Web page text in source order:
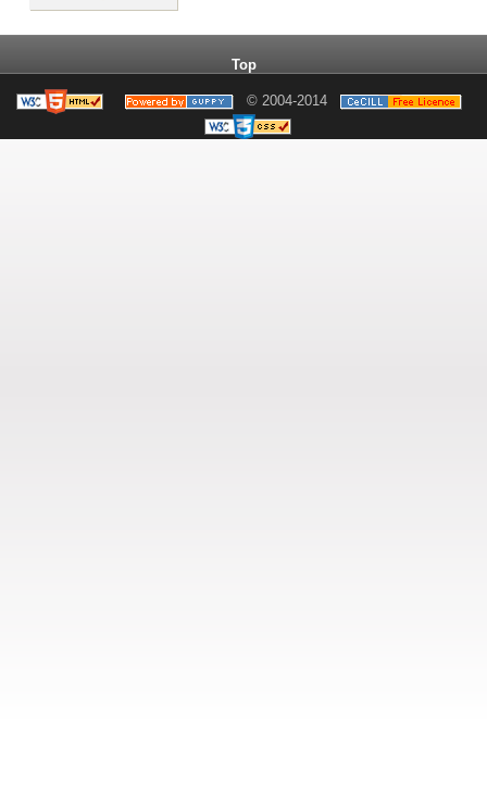
Top
© 2004-2014